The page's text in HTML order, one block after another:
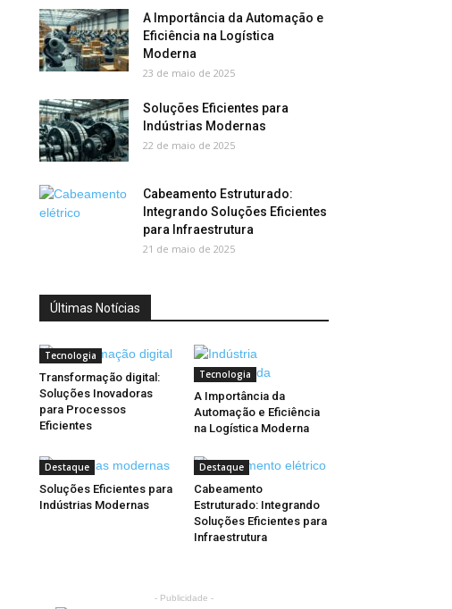
A Importância da Automação e
Eficiência na Logística
Moderna
23 de maio de 2025
Soluções Eficientes para
Indústrias Modernas
22 de maio de 2025
Cabeamento Estruturado:
Integrando Soluções Eficientes
para Infraestrutura
21 de maio de 2025
Últimas Notícias
Tecnologia
Transformação digital:
Soluções Inovadoras
para Processos
Eficientes
Tecnologia
A Importância da
Automação e Eficiência
na Logística Moderna
Destaque
Soluções Eficientes para
Indústrias Modernas
Destaque
Cabeamento
Estruturado: Integrando
Soluções Eficientes para
Infraestrutura
- Publicidade -